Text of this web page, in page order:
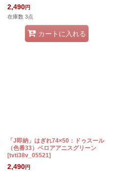
2,490円
在庫数 3点
カートに入れる
「J即納」はぎれ74×50：ドゥスール
（色番33）ベロアアニスグリーン
[tvti38v_05521]
2,490円